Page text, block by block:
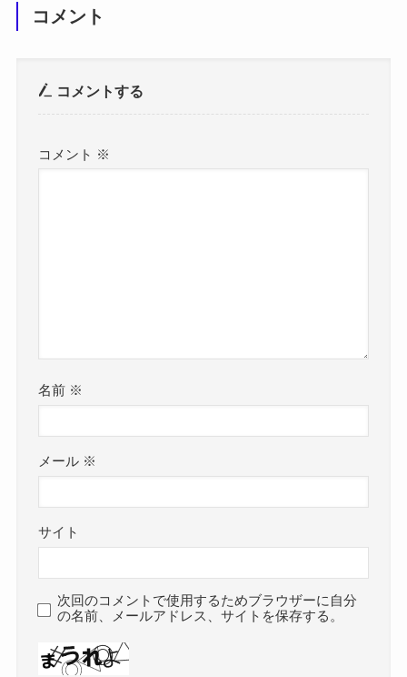
コメント
コメントする
コメント ※
名前 ※
メール ※
サイト
次回のコメントで使用するためブラウザーに自分
の名前、メールアドレス、サイトを保存する。